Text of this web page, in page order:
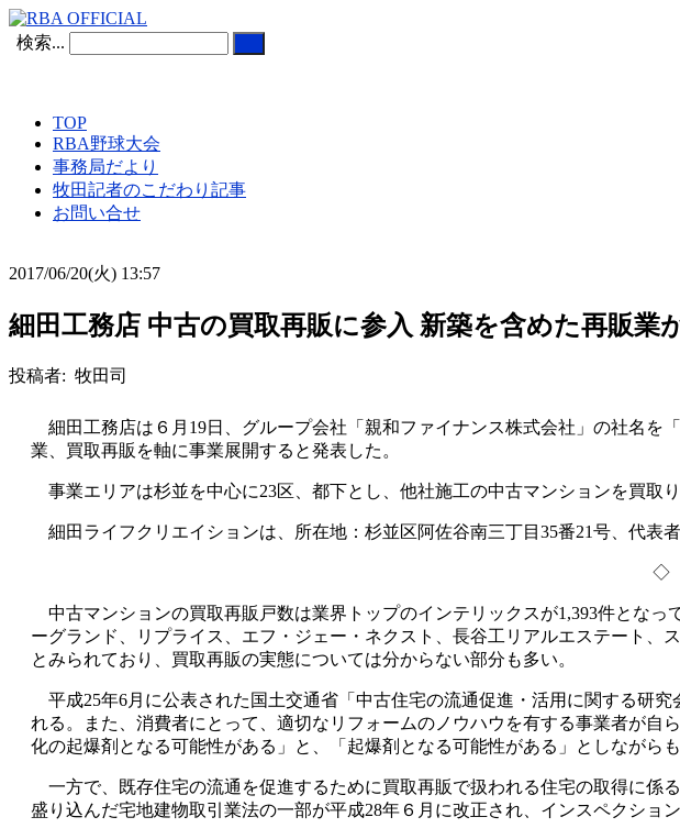
検索...
TOP
RBA野球大会
事務局だより
牧田記者のこだわり記事
お問い合せ
2017/06/20(火) 13:57
細田工務店 中古の買取再販に参入 新築を含めた再販業
投稿者: 牧田司
細田工務店は６月19日、グループ会社「親和ファイナンス株式会社」の社名を
業、買取再販を軸に事業展開すると発表した。
事業エリアは杉並を中心に23区、都下とし、他社施工の中古マンションを買取
細田ライフクリエイションは、所在地：杉並区阿佐谷南三丁目35番21号、代表
中古マンションの買取再販戸数は業界トップのインテリックスが1,393件とな
ーグランド、リプライス、エフ・ジェー・ネクスト、長谷工リアルエステート
とみられており、買取再販の実態については分からない部分も多い。
平成25年6月に公表された国土交通省「中古住宅の流通促進・活用に関する研
れる。また、消費者にとって、適切なリフォームのノウハウを有する事業者が
化の起爆剤となる可能性がある」と、「起爆剤となる可能性がある」としながら
一方で、既存住宅の流通を促進するために買取再販で扱われる住宅の取得に係
盛り込んだ宅地建物取引業法の一部が平成28年６月に改正され、インスペクショ